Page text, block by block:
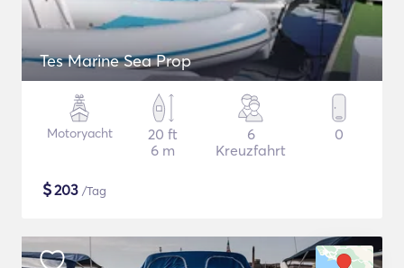
Tes Marine Sea Prop
Motoryacht
20 ft
6 m
6
Kreuzfahrt
0
$203 /Tag